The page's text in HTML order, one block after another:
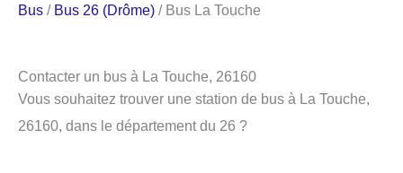
Bus / Bus 26 (Drôme) / Bus La Touche
Contacter un bus à La Touche, 26160
Vous souhaitez trouver une station de bus à La Touche,
26160, dans le département du 26 ?